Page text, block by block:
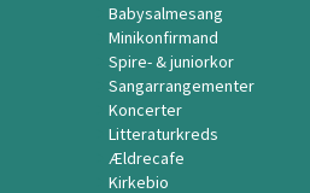
Babysalmesang
Minikonfirmand
Spire- & juniorkor
Sangarrangementer
Koncerter
Litteraturkreds
Ældrecafe
Kirkebio